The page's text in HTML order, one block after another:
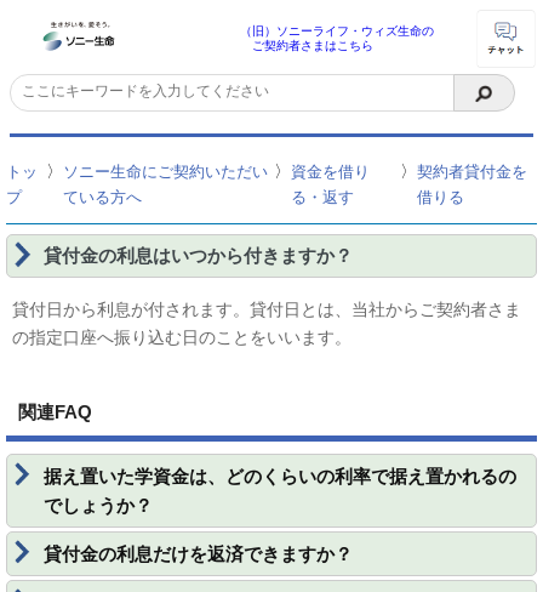
（旧）ソニーライフ・ウィズ生命の
ご契約者さまはこちら
トッ
プ
〉
ソニー生命にご契約いただい
ている方へ
〉
資金を借り
る・返す
〉 契約者貸付金を
借りる
貸付金の利息はいつから付きますか？
貸付日から利息が付されます。貸付日とは、当社からご契約者さま
の指定口座へ振り込む日のことをいいます。
関連FAQ
据え置いた学資金は、どのくらいの利率で据え置かれるの
でしょうか？
貸付金の利息だけを返済できますか？